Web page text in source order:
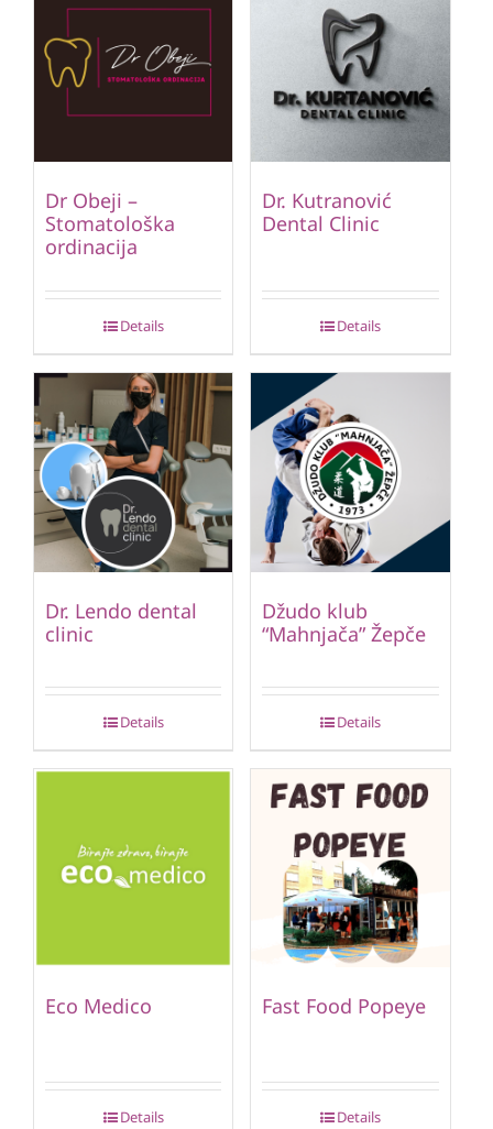
Dr Obeji –
Stomatološka
ordinacija
Details
Dr. Kutranović
Dental Clinic
Details
Dr. Lendo dental
clinic
Details
Džudo klub
“Mahnjača” Žepče
Details
Eco Medico
Details
Fast Food Popeye
Details